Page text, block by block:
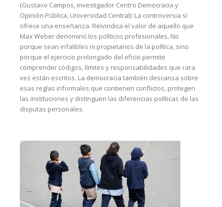
(Gustavo Campos, investigador Centro Democracia y
Opinión Pública, Universidad Central): La controversia sí
ofrece una enseñanza. Reivindica el valor de aquello que
Max Weber denominó los políticos profesionales. No
porque sean infalibles ni propietarios de la política, sino
porque el ejercicio prolongado del oficio permite
comprender códigos, límites y responsabilidades que rara
vez están escritos. La democracia también descansa sobre
esas reglas informales que contienen conflictos, protegen
las instituciones y distinguen las diferencias políticas de las
disputas personales.